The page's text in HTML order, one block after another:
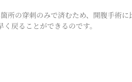
所の穿刺のみで済むため、開腹手術に
戻ることができるのです。